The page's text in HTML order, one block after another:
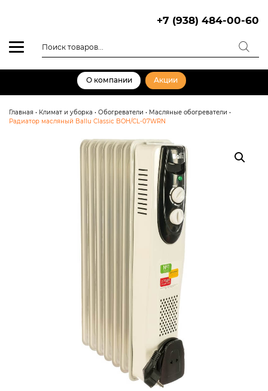
+7 (938) 484-00-60
товаров
О компании Акции
Главная • Климат и уборка • Обогреватели • Масляные обогреватели •
Радиатор масляный Ballu Classic BOH/CL-07WRN